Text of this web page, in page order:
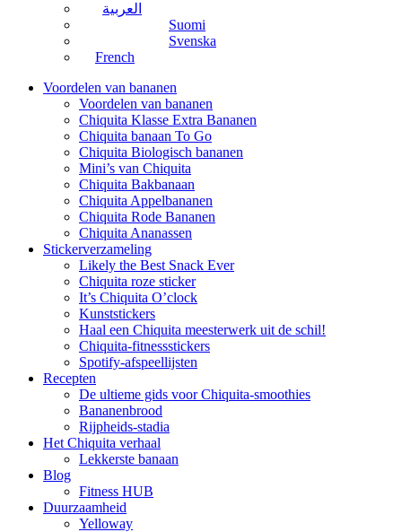
العربية
Suomi
Svenska
French
Voordelen van bananen
Voordelen van bananen
Chiquita Klasse Extra Bananen
Chiquita banaan To Go
Chiquita Biologisch bananen
Mini’s van Chiquita
Chiquita Bakbanaan
Chiquita Appelbananen
Chiquita Rode Bananen
Chiquita Ananassen
Stickerverzameling
Likely the Best Snack Ever
Chiquita roze sticker
It’s Chiquita O’clock
Kunststickers
Haal een Chiquita meesterwerk uit de schil!
Chiquita-fitnessstickers
Spotify-afspeellijsten
Recepten
De ultieme gids voor Chiquita-smoothies
Bananenbrood
Rijpheids-stadia
Het Chiquita verhaal
Lekkerste banaan
Blog
Fitness HUB
Duurzaamheid
Yelloway